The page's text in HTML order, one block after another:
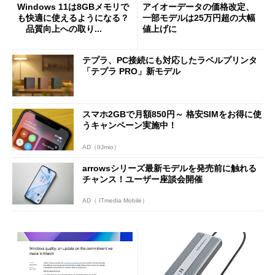
Windows 11は8GBメモリで
も快適に使えるようになる？
品質向上への取り...
アイオーデータの価格改定、
一部モデルは25万円超の大幅
値上げに
テプラ、PC接続にも対応したラベルプリンタ
「テプラ PRO」新モデル
スマホ2GBで月額850円～ 格安SIMをお得に使
うキャンペーン実施中！
AD（IIJmio）
arrowsシリーズ最新モデルを発売前に触れる
チャンス！ユーザー座談会開催
AD（ ITmedia Mobile）